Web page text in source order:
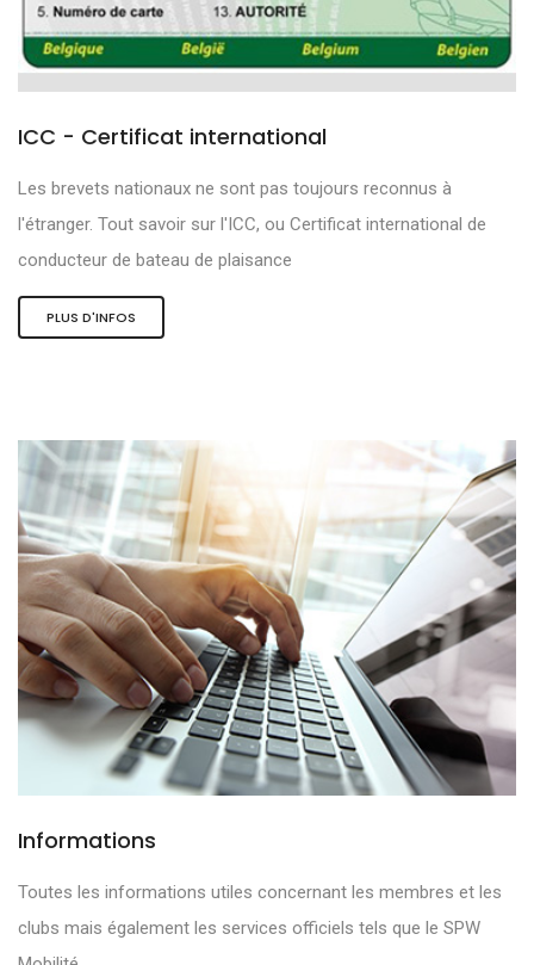
ICC - Certificat international
Les brevets nationaux ne sont pas toujours reconnus à
l'étranger. Tout savoir sur l'ICC, ou Certificat international de
conducteur de bateau de plaisance
PLUS D'INFOS
Informations
Toutes les informations utiles concernant les membres et les
clubs mais également les services officiels tels que le SPW